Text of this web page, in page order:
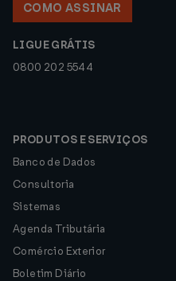
COMO ASSINAR
LIGUE GRÁTIS
0800 202 5544
PRODUTOS E SERVIÇOS
Banco de Dados
Consultoria
Sistemas
Agenda Tributária
Comércio Exterior
Boletim Diário